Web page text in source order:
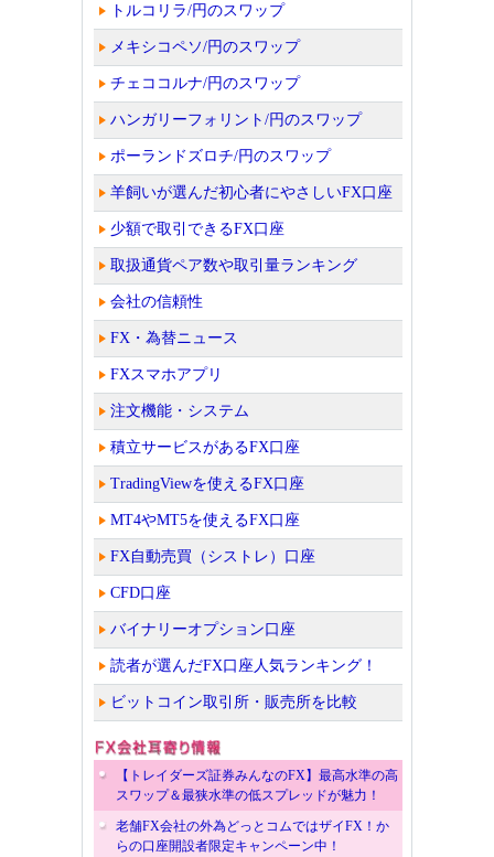
トルコリラ/円のスワップ
メキシコペソ/円のスワップ
チェココルナ/円のスワップ
ハンガリーフォリント/円のスワップ
ポーランドズロチ/円のスワップ
羊飼いが選んだ初心者にやさしいFX口座
少額で取引できるFX口座
取扱通貨ペア数や取引量ランキング
会社の信頼性
FX・為替ニュース
FXスマホアプリ
注文機能・システム
積立サービスがあるFX口座
TradingViewを使えるFX口座
MT4やMT5を使えるFX口座
FX自動売買（シストレ）口座
CFD口座
バイナリーオプション口座
読者が選んだFX口座人気ランキング！
ビットコイン取引所・販売所を比較
【トレイダーズ証券みんなのFX】最高水準の高
スワップ＆最狭水準の低スプレッドが魅力！
老舗FX会社の外為どっとコムではザイFX！か
らの口座開設者限定キャンペーン中！